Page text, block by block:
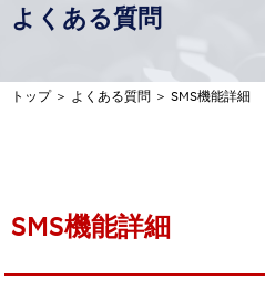
よくある質問
トップ ＞ よくある質問 ＞ SMS機能詳細
SMS機能詳細